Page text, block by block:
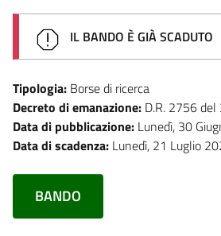
IL BANDO È GIÀ SCADUTO
Tipologia: Borse di ricerca
Decreto di emanazione: D.R. 2756
Data di pubblicazione: Lunedì, 30
Data di scadenza: Lunedì, 21 Luglio
BANDO